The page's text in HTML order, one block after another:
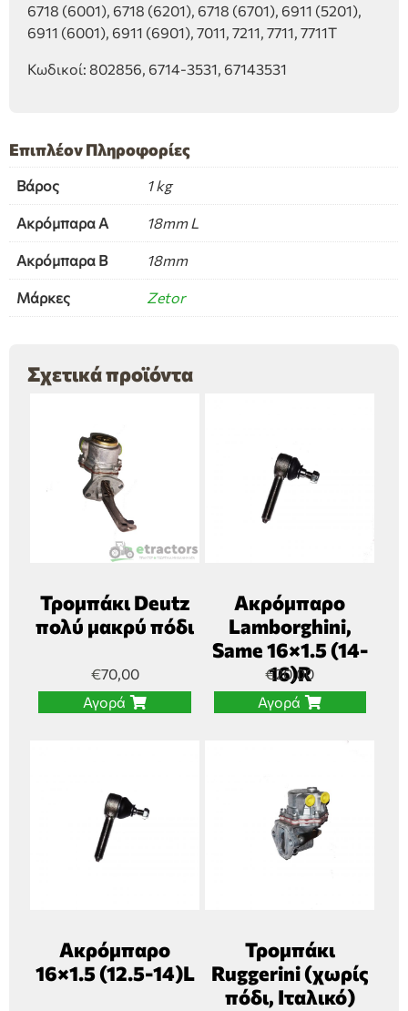
6718 (6001), 6718 (6201), 6718 (6701), 6911 (5201),
6911 (6001), 6911 (6901), 7011, 7211, 7711, 7711T
Κωδικοί: 802856, 6714-3531, 67143531
Επιπλέον Πληροφορίες
Βάρος 1 kg
Ακρόμπαρα Α 18mm L
Ακρόμπαρα Β 18mm
Μάρκες Zetor
Σχετικά προϊόντα
Τρομπάκι Deutz
πολύ μακρύ πόδι
€70,00
Αγορά
Ακρόμπαρο
Lamborghini,
Same 16×1.5 (14-
16)R
€20,00
Αγορά
Ακρόμπαρο
16×1.5 (12.5-14)L
Τρομπάκι
Ruggerini (χωρίς
πόδι, Ιταλικό)